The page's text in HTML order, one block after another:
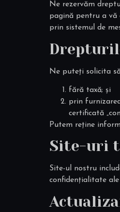
Ne rezervăm
pagină pentru a vă
prin sistemul de
Ne puteți solicita
fără taxă; și
prin
certificată
Putem reține
Site-uri
Site-ul nostru
confidențialitate